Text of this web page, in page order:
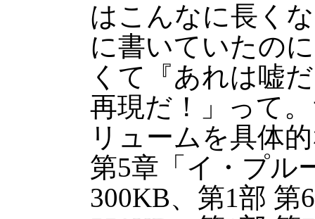
はこんなに長く
に書いていたの
くて『あれは嘘
再現だ！」って
リュームを具体
第5章「イ・プル
300KB、第1部